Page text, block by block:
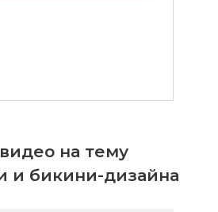
на тему
и бикини-дизайна